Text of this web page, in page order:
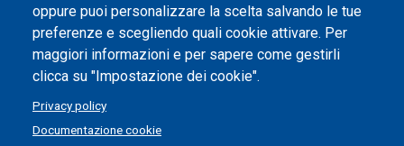
oppure puoi personalizzare la scelta salvando le tue
preferenze e scegliendo quali cookie attivare. Per
maggiori informazioni e per sapere come gestirli
clicca su "Impostazione dei cookie".
Privacy policy
Documentazione cookie